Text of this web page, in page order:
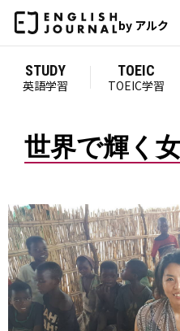
by アルク
STUDY
英語学習
TOEIC
TOEIC学習
世界で輝く